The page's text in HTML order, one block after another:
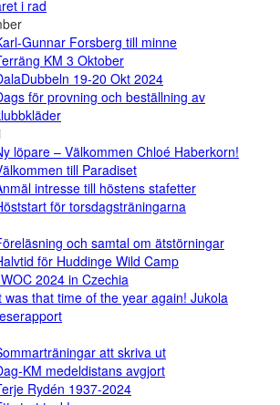
i rad
Gunnar Forsberg till minne
KM 3 Oktober
19-20 Okt 2024
för provning och beställning av
löpare – Välkommen Chloé Haberkorn!
till Paradiset
intresse till höstens stafetter
för torsdagsträningarna
och samtal om ätstörningar
för Huddinge Wild Camp
2024 in Czechia
was that time of the year again! Jukola
att skriva ut
KM medeldistans avgjort
Rydén 1937-2024